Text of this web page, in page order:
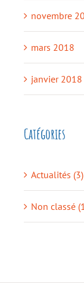
novembre
mars 2018
janvier 2018
Catégories
Actualités (3)
Non classé